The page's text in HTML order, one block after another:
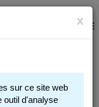
MENU
x
sur ce site web
outil d'analyse